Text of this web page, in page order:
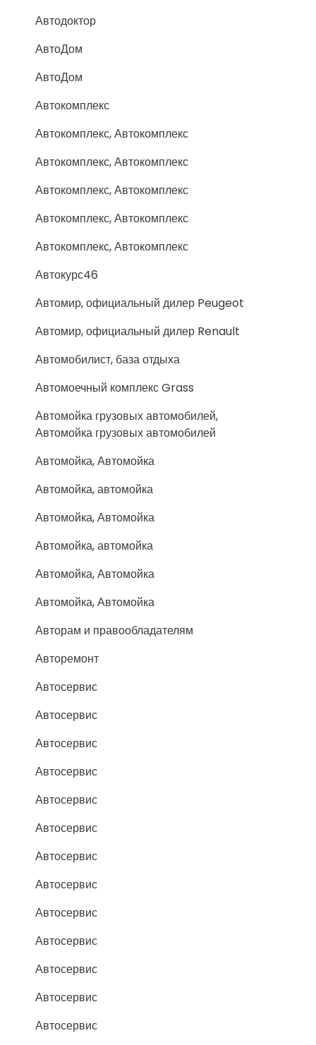
Автодоктор
АвтоДом
АвтоДом
Автокомплекс
Автокомплекс, Автокомплекс
Автокомплекс, Автокомплекс
Автокомплекс, Автокомплекс
Автокомплекс, Автокомплекс
Автокомплекс, Автокомплекс
Автокурс46
Автомир, официальный дилер Peugeot
Автомир, официальный дилер Renault
Автомобилист, база отдыха
Автомоечный комплекс Grass
Автомойка грузовых автомобилей,
Автомойка грузовых автомобилей
Автомойка, Автомойка
Автомойка, автомойка
Автомойка, Автомойка
Автомойка, автомойка
Автомойка, Автомойка
Автомойка, Автомойка
Авторам и правообладателям
Авторемонт
Автосервис
Автосервис
Автосервис
Автосервис
Автосервис
Автосервис
Автосервис
Автосервис
Автосервис
Автосервис
Автосервис
Автосервис
Автосервис